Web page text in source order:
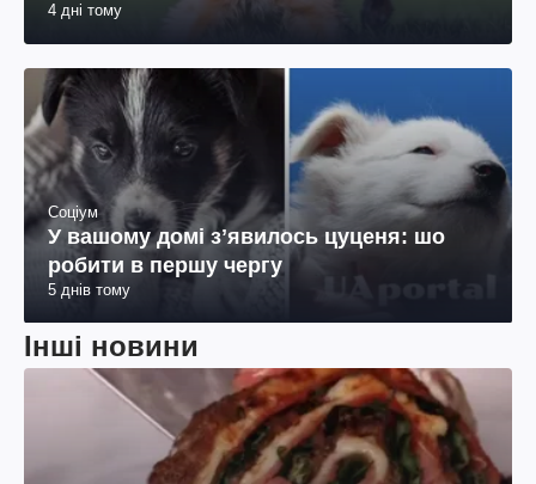
4 дні тому
Соціум
У вашому домі зʼявилось цуценя: шо
робити в першу чергу
5 днів тому
Інші новини